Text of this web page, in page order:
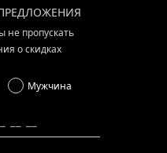
не пропускать
о скидках
Мужчина